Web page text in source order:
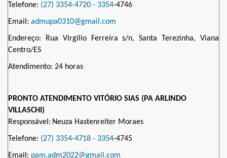
Telefone: (27) 3354-4720 - 3354-4746
Email: admupa0310@gmail.com
Endereço: Rua Virgílio Ferreira s/n, Santa Terezinha, Viana
Centro/ES
Atendimento: 24 horas
PRONTO ATENDIMENTO VITÓRIO SIAS (PA ARLINDO
VILLASCHI)
Responsável: Neuza Hastenreiter Moraes
Telefone: (27) 3354-4718 - 3354-4745
Email: pam.adm2022@gmail.com